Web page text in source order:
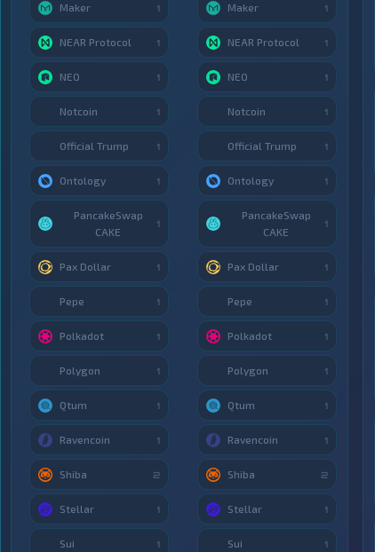
Maker 1
NEAR Protocol 1
NEO 1
Notcoin 1
Official Trump 1
Ontology 1
PancakeSwap
CAKE
1
Pax Dollar 1
Pepe 1
Polkadot 1
Polygon 1
Qtum 1
Ravencoin 1
Shiba 2
Stellar 1
Sui 1
Maker 1
NEAR Protocol 1
NEO 1
Notcoin 1
Official Trump 1
Ontology 1
PancakeSwap
CAKE
1
Pax Dollar 1
Pepe 1
Polkadot 1
Polygon 1
Qtum 1
Ravencoin 1
Shiba 2
Stellar 1
Sui 1